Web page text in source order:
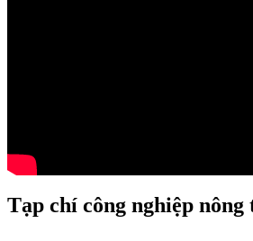
Tạp chí công nghiệp nông